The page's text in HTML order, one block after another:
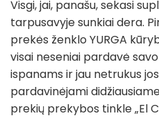
Visgi, jai, panašu, sekasi
tarpusavyje sunkiai dera.
prekės ženklo YURGA
visai neseniai pardavė
ispanams ir jau netrukus
pardavinėjami
prekių prekybos tinkle „El